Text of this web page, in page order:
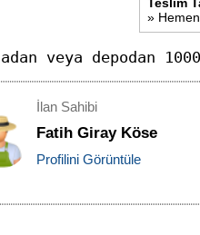
»
veya depodan
İlan Sahibi
Fatih Giray Köse
Profilini Görüntüle